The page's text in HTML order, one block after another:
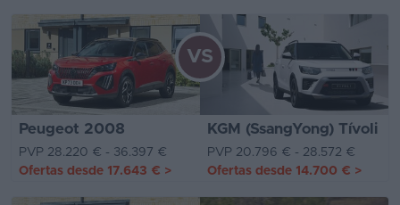
Peugeot 2008 KGM (SsangYong) Tívoli
VS
PVP 28.220 € - 36.397 €
PVP 20.796 € - 28.572 €
Ofertas desde 17.643 € > Ofertas desde 14.700 € >